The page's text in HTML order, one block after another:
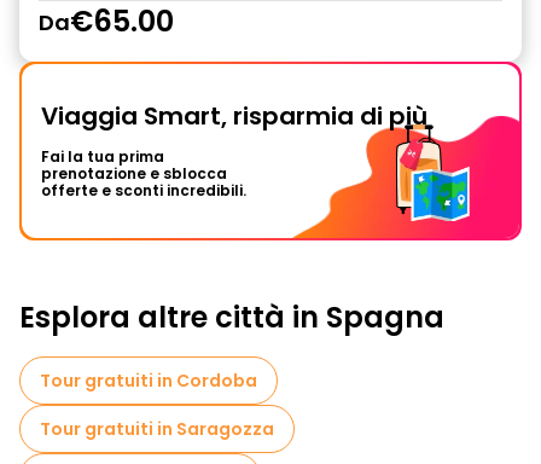
Da€65.00
Viaggia Smart, risparmia di più
Fai la tua prima
prenotazione e sblocca
offerte e sconti incredibili.
Esplora altre città in Spagna
Tour gratuiti in Cordoba
Tour gratuiti in Saragozza